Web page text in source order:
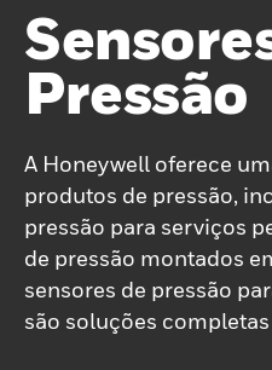
Pressão
A Honeywell oferece
produtos de pressão,
pressão para serviços
de pressão montados
sensores de pressão
​​são soluções